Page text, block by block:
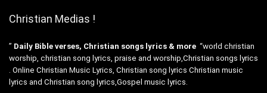
Christian Medias !
” Daily Bible verses, Christian songs lyrics & more “world christian
worship, christian song lyrics, praise and worship,Christian songs lyrics
. Online Christian Music Lyrics, Christian song lyrics Christian music
lyrics and Christian song lyrics,Gospel music lyrics.